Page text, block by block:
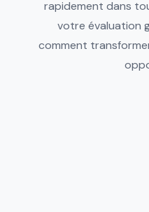
rapidement dans
votre évaluation
comment